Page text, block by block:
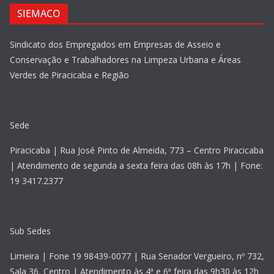
SIEMACO
Sindicato dos Empregados em Empresas de Asseio e
Conservação e Trabalhadores na Limpeza Urbana e Áreas
Verdes de Piracicaba e Região
Sede
Piracicaba | Rua José Pinto de Almeida, 773 – Centro Piracicaba
| Atendimento de segunda a sexta feira das 08h às 17h | Fone:
19 3417.2377
Sub Sedes
Limeira | Fone 19 98439-0077 | Rua Senador Vergueiro, nº 732,
Sala 36, Centro | Atendimento às 4ª e 6ª feira das 9h30 às 12h